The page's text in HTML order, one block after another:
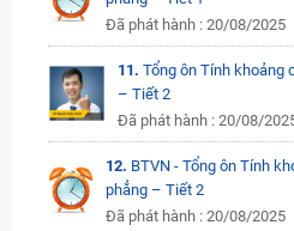
Đã phát hành : 20/08/2025
11. Tổng ôn Tính khoảng
– Tiết 2
Đã phát hành : 20/08/
12. BTVN - Tổng ôn Tính
phẳng – Tiết 2
Đã phát hành : 20/08/2025